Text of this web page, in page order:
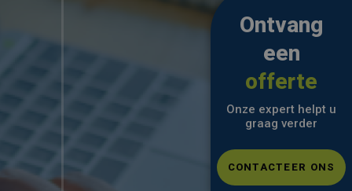
Ontvang
een
offerte
Onze expert helpt u
graag verder
CONTACTEER ONS